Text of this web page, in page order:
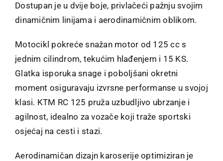
Dostupan je u dvije boje, privlačeći pažnju svojim
dinamičnim linijama i aerodinamičnim oblikom.
Motocikl pokreće snažan motor od 125 cc s
jednim cilindrom, tekućim hlađenjem i 15 KS.
Glatka isporuka snage i poboljšani okretni
moment osiguravaju izvrsne performanse u svojoj
klasi. KTM RC 125 pruža uzbudljivo ubrzanje i
agilnost, idealno za vozače koji traže sportski
osjećaj na cesti i stazi.
Aerodinamičan dizajn karoserije optimiziran je